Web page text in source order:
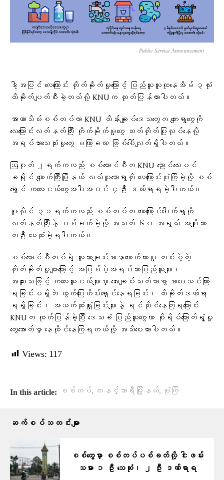
Public Service Announcement
ဒါ့အပြင် လေကြောင်း တိုက်ခိုက်မှုကြောင့် ပြည်သူလူထုနေအိမ် ၃လုံး
ထိခိုက်ပျက်စီးခဲ့တယ်လို့ KNUက ထုတ်ပြန်ထားပါတယ်။
အာဏာသိမ်းစစ်တပ်ဟာ KNU ထိန်းချုပ်ဒေသတွေက ကျေးရွာတွေကို
လေကြောင်းလက်နက်ကြီး တိုက်ခိုက်မှုတွေ ဆက်တိုက်ပြုလုပ်နေလို့
အရပ်သားသေဆုံးမှုတွေ မကြာခဏ ဖြစ်ပေါ်လျက်ရှိပါတယ်။
ဩဂုတ် ၂ရက်ကလည်း စစ်ကောင်စီက KNU ညောင်လေးပင်
ခရိုင် ကျောက်ကြီးမြို့နယ် လယ်မူသောရွာကို လေကြောင်းဗုံးကြဲခဲ့လို့ စစ်
ရှောင် ကလေးငယ်တွေအပါအဝင် ၄ဦး ဒဏ်ရာရခဲ့ပါတယ်။
ဇူလိုင် ၃၁ရက်ကလည်း စစ်တပ်က တောကြောင်ပေါက်ရွာကို
လက်နက်ကြီးနဲ့ ပစ်ခတ်ခဲ့လို့ အသက် ၆၀ အရွယ် အမျိုးသား
တဦး သေဆုံးခဲ့ရပါတယ်။
စစ်ကောင်စီတပ်ရဲ့ လူသားချင်းစာနာထောက်ထားမှု ကင်းမဲ့တဲ့
တိုက်ခိုက်မှုများကြောင့် အပြစ်မဲ့အရပ်သားပြည်သူများ၊
အထူးသဖြင့် ကလေးသူငယ်များမှာ အေးချမ်းသက်သာစွာ စာပေသင်ကြား
ရခြင်းမရှိဘဲ ထွက်ပြေးတိမ်းရှောင်နေရခြင်း၊ ထိခိုက်ဒဏ်ရာ
ရရှိခြင်း၊ အသက်ဆုံးရှုံးခြင်းများနဲ့ ရင်ဆိုင်နေကြရကြောင်း
KNUက ထုတ်ပြန်ခဲ့ပြီး ဒေသခံ ပြည်သူတွေဟာ စိုးရိမ်ကြောက်ရွံ့မှု
တွေအောက်မှာ နေထိုင်နေကြရတယ်လို့ အသိပေးထားပါတယ်။
Views: 117
In this article: စစ်တပ်, တနင်္သာရီမြို့နယ်, ဗုံးကြဲ
ဆက်စပ်သတင်းများ
စစ်တွေမှာ စစ်တပ်ပစ်ခတ်လို့ ငါးဖမ်း
သမား ၁ ဦး သေဆုံး၊ ၂ ဦး ဒဏ်ရာရ